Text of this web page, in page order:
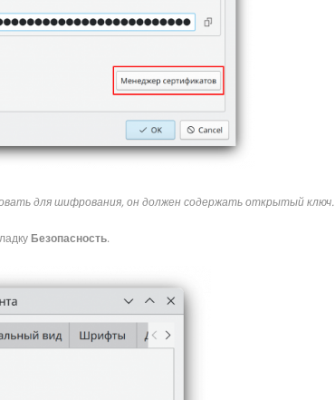
для шифрования, он должен содержать открытый ключ.
Безопасность.